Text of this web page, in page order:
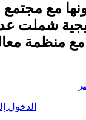
مع مجتمع
شملت
منظمة
الدخول